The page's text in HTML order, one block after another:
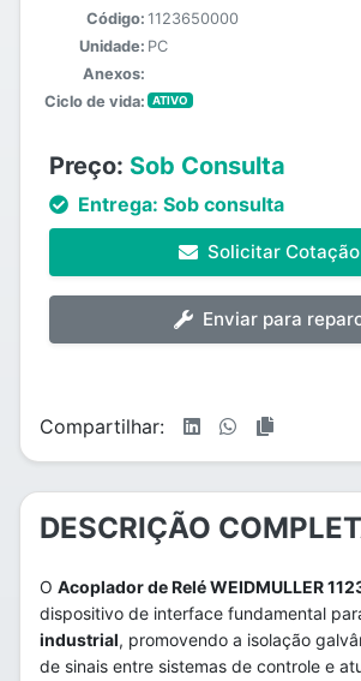
Código: 1123650000
Unidade: PC
Anexos:
Ciclo de vida:
ATIVO
Preço: Sob Consulta
Entrega: Sob consulta
Solicitar Cotação
Enviar para
Compartilhar:
DESCRIÇÃO
O Acoplador de Relé WEIDMULLER
dispositivo de interface fundamental
industrial, promovendo a isolação
de sinais entre sistemas de controle e